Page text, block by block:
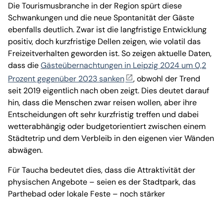
Die Tourismusbranche in der Region spürt diese
Schwankungen und die neue Spontanität der Gäste
ebenfalls deutlich. Zwar ist die langfristige Entwicklung
positiv, doch kurzfristige Dellen zeigen, wie volatil das
Freizeitverhalten geworden ist. So zeigen aktuelle Daten,
dass dieGästeübernachtungen in Leipzig 2024 um 0,2
Prozent gegenüber 2023 sanken
, obwohl der Trend
seit 2019 eigentlich nach oben zeigt. Dies deutet darauf
hin, dass die Menschen zwar reisen wollen, aber ihre
Entscheidungen oft sehr kurzfristig treffen und dabei
wetterabhängig oder budgetorientiert zwischen einem
Städtetrip und dem Verbleib in den eigenen vier Wänden
abwägen.
Für Taucha bedeutet dies, dass die Attraktivität der
physischen Angebote – seien es der Stadtpark, das
Parthebad oder lokale Feste – noch stärker